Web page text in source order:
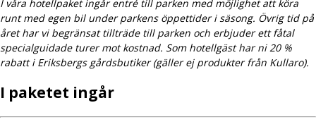
I våra hotellpaket ingår entré till parken med möjlighet att köra
runt med egen bil under parkens öppettider i säsong. Övrig tid på
året har vi begränsat tillträde till parken och erbjuder ett fåtal
specialguidade turer mot kostnad. Som hotellgäst har ni 20 %
rabatt i Eriksbergs gårdsbutiker (gäller ej produkter från Kullaro).
I paketet ingår